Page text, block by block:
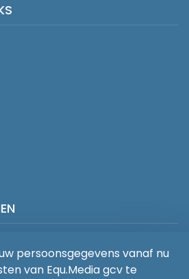
Aalter België
persoonsgegevens vanaf nu
van Equ.Media gcv te